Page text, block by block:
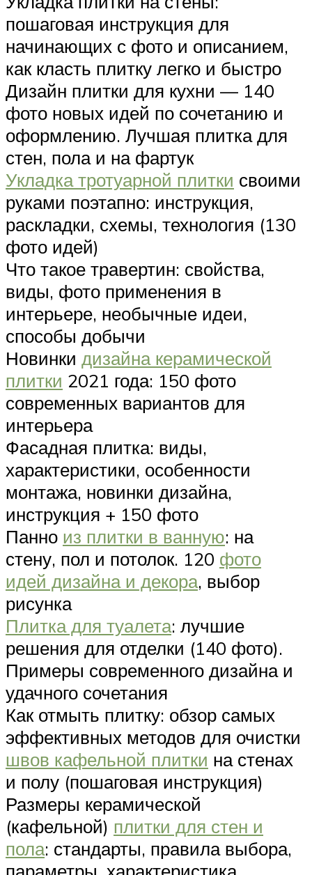
пошаговая инструкция для
начинающих с фото и описанием,
как класть плитку легко и быстро
Дизайн плитки для кухни — 140
фото новых идей по сочетанию и
оформлению. Лучшая плитка для
стен, пола и на фартук
Укладка тротуарной плитки своими
руками поэтапно: инструкция,
раскладки, схемы, технология (130
фото идей)
Что такое травертин: свойства,
виды, фото применения в
интерьере, необычные идеи,
способы добычи
Новинки дизайна керамической
плитки 2021 года: 150 фото
современных вариантов для
интерьера
Фасадная плитка: виды,
характеристики, особенности
монтажа, новинки дизайна,
инструкция + 150 фото
Панно из плитки в ванную: на
стену, пол и потолок. 120 фото
идей дизайна и декора, выбор
рисунка
Плитка для туалета: лучшие
решения для отделки (140 фото).
Примеры современного дизайна и
удачного сочетания
Как отмыть плитку: обзор самых
эффективных методов для очистки
швов кафельной плитки на стенах
и полу (пошаговая инструкция)
Размеры керамической
(кафельной) плитки для стен и
пола: стандарты, правила выбора,